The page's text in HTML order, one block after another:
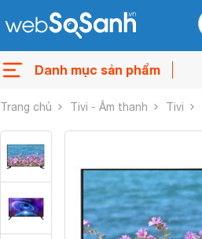
Danh mục sản phẩm
Trang chủ Tivi - Âm thanh Tivi